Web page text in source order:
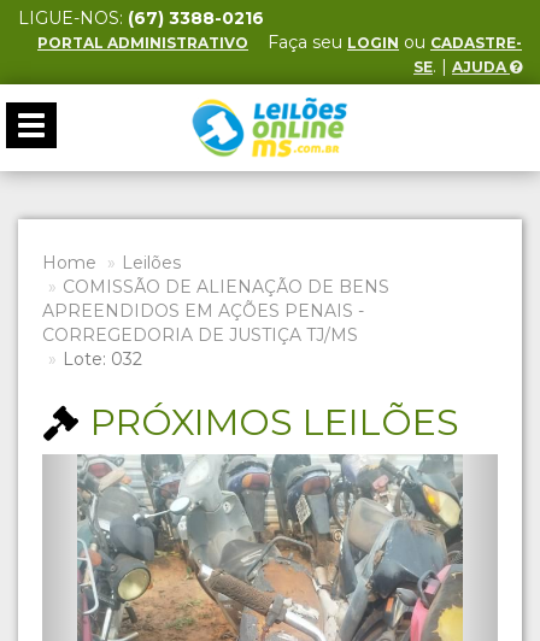
LIGUE-NOS: (67) 3388-0216
PORTAL ADMINISTRATIVO Faça seu LOGIN ou CADASTRE-
SE. | AJUDA
Toggle
navigation
Home
Leilões
COMISSÃO DE ALIENAÇÃO DE BENS
APREENDIDOS EM AÇÕES PENAIS -
CORREGEDORIA DE JUSTIÇA TJ/MS
Lote: 032
PRÓXIMOS LEILÕES
Previous Next